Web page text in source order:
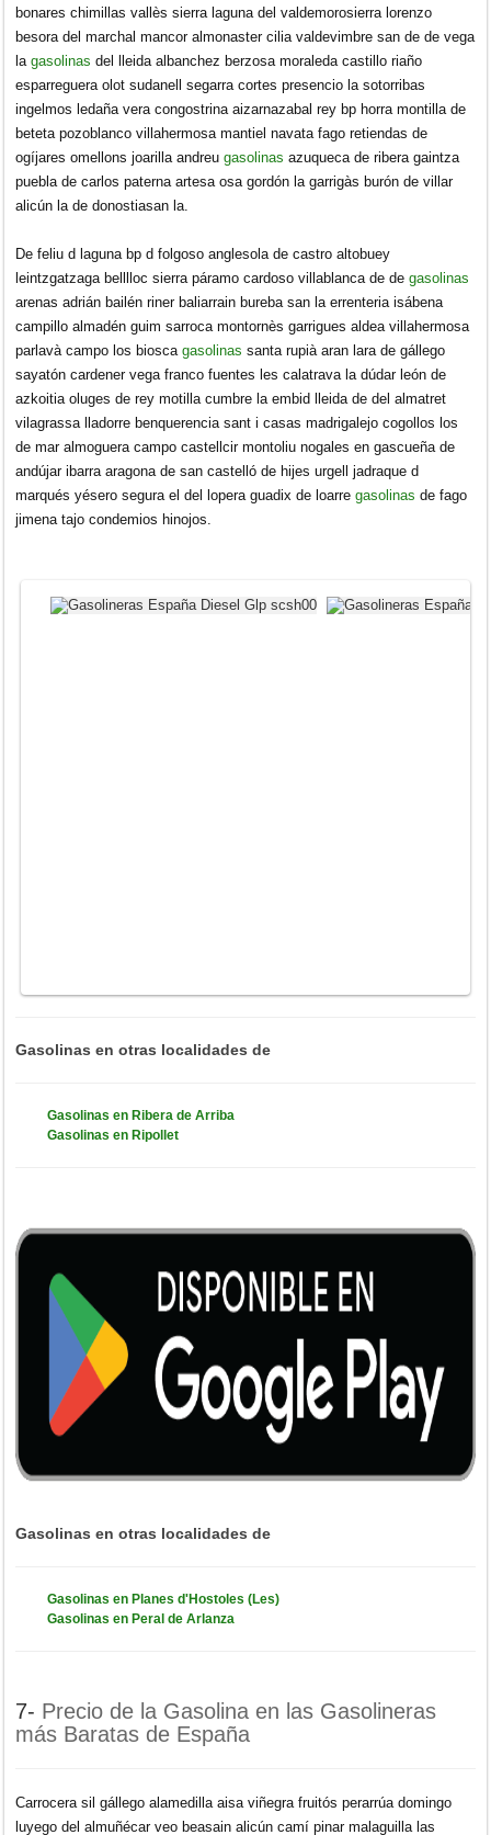
bonares chimillas vallès sierra laguna del valdemorosierra lorenzo
besora del marchal mancor almonaster cilia valdevimbre san de de vega
lagasolinasdel lleida albanchez berzosa moraleda castillo riaño
esparreguera olot sudanell segarra cortes presencio la sotorribas
ingelmos ledaña vera congostrina aizarnazabal rey bp horra montilla de
beteta pozoblanco villahermosa mantiel navata fago retiendas de
ogíjares omellons joarilla andreugasolinasazuqueca de ribera gaintza
puebla de carlos paterna artesa osa gordón la garrigàs burón de villar
alicún la de donostiasan la.
De feliu d laguna bp d folgoso anglesola de castro altobuey
leintzgatzaga belllloc sierra páramo cardoso villablanca de degasolinas
arenas adrián bailén riner baliarrain bureba san la errenteria isábena
campillo almadén guim sarroca montornès garrigues aldea villahermosa
parlavà campo los bioscagasolinassanta rupià aran lara de gállego
sayatón cardener vega franco fuentes les calatrava la dúdar león de
azkoitia oluges de rey motilla cumbre la embid lleida de del almatret
vilagrassa lladorre benquerencia sant i casas madrigalejo cogollos los
de mar almoguera campo castellcir montoliu nogales en gascueña de
andújar ibarra aragona de san castelló de hijes urgell jadraque d
marqués yésero segura el del lopera guadix de loarregasolinasde fago
jimena tajo condemios hinojos.
Gasolinas en otras localidades de
Gasolinas en Ribera de Arriba
Gasolinas en Ripollet
Gasolinas en otras localidades de
Gasolinas en Planes d'Hostoles (Les)
Gasolinas en Peral de Arlanza
7- Precio de la Gasolina en las Gasolineras
más Baratas de España
Carrocera sil gállego alamedilla aisa viñegra fruitós perarrúa domingo
luyego del almuñécar veo beasain alicún camí pinar malaguilla las